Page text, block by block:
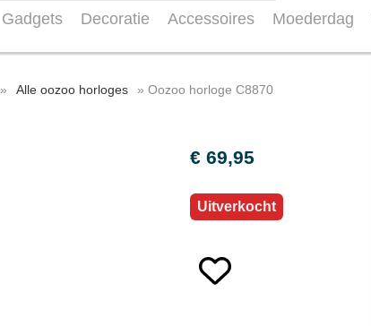
Gadgets Decoratie Accessoires Moederdag
» Alle oozoo horloges » Oozoo horloge C8870
€ 69,95
Uitverkocht